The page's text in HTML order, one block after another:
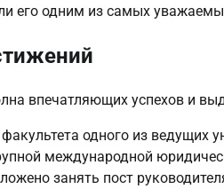
его одним из самых
впечатляющих успехов и
одного из ведущих
международной
занять пост